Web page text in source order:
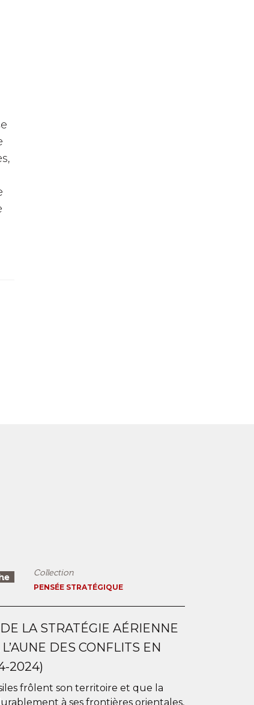
Collection
PENSÉE STRATÉGIQUE
LA STRATÉGIE AÉRIENNE
DES CONFLITS EN
2024)
frôlent son territoire et que la
à ses frontières orientales,